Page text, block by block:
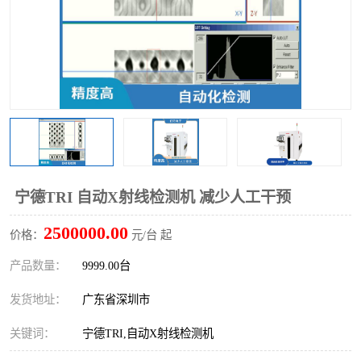
宁德TRI 自动X射线检测机 减少人工干预
价格： 2500000.00 元/台 起
产品数量： 9999.00台
发货地址： 广东省深圳市
关键词： 宁德TRI,自动X射线检测机